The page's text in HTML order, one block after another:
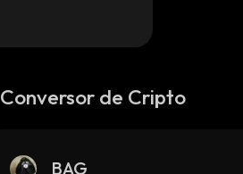
Conversor de Cripto
BAG